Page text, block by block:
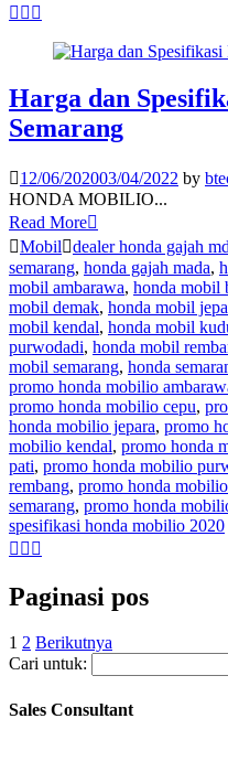
Harga dan
Semarang
12/06/202003/04/2022 by
HONDA MOBILIO...
Read More
Mobil
dealer honda gajah
semarang, honda gajah mada,
mobil ambarawa, honda mobil
mobil demak, honda mobil
mobil kendal, honda mobil
purwodadi, honda mobil
mobil semarang, honda
promo honda mobilio
promo honda mobilio cepu,
honda mobilio jepara, promo
mobilio kendal, promo honda
pati, promo honda mobilio
rembang, promo honda
semarang, promo honda
spesifikasi honda mobilio 2020
Paginasi pos
1 2 Berikutnya
Cari untuk:
Sales Consultant